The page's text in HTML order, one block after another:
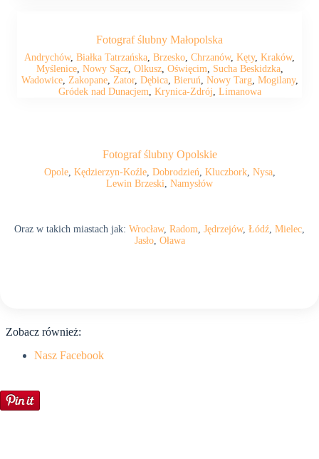
Fotograf ślubny Małopolska
Andrychów, Białka Tatrzańska, Brzesko, Chrzanów, Kęty, Kraków,
Myślenice, Nowy Sącz, Olkusz, Oświęcim, Sucha Beskidzka,
Wadowice, Zakopane, Zator, Dębica, Bieruń, Nowy Targ, Mogilany,
Gródek nad Dunacjem, Krynica-Zdrój, Limanowa
Fotograf ślubny Opolskie
Opole, Kędzierzyn-Koźle, Dobrodzień, Kluczbork, Nysa,
Lewin Brzeski, Namysłów
Oraz w takich miastach jak: Wrocław, Radom, Jędrzejów, Łódź, Mielec,
Jasło, Oława
Zobacz również:
Nasz Facebook